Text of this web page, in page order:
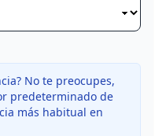
No te preocupes,
predeterminado de
más habitual en